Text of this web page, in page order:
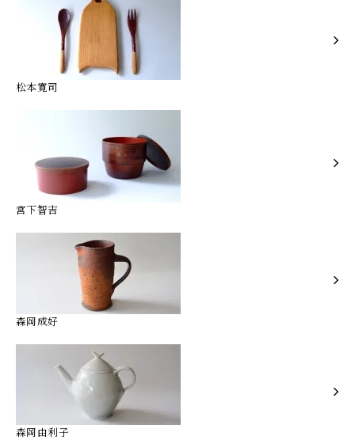
松本寛司
宮下智吉
森岡成好
森岡由利子